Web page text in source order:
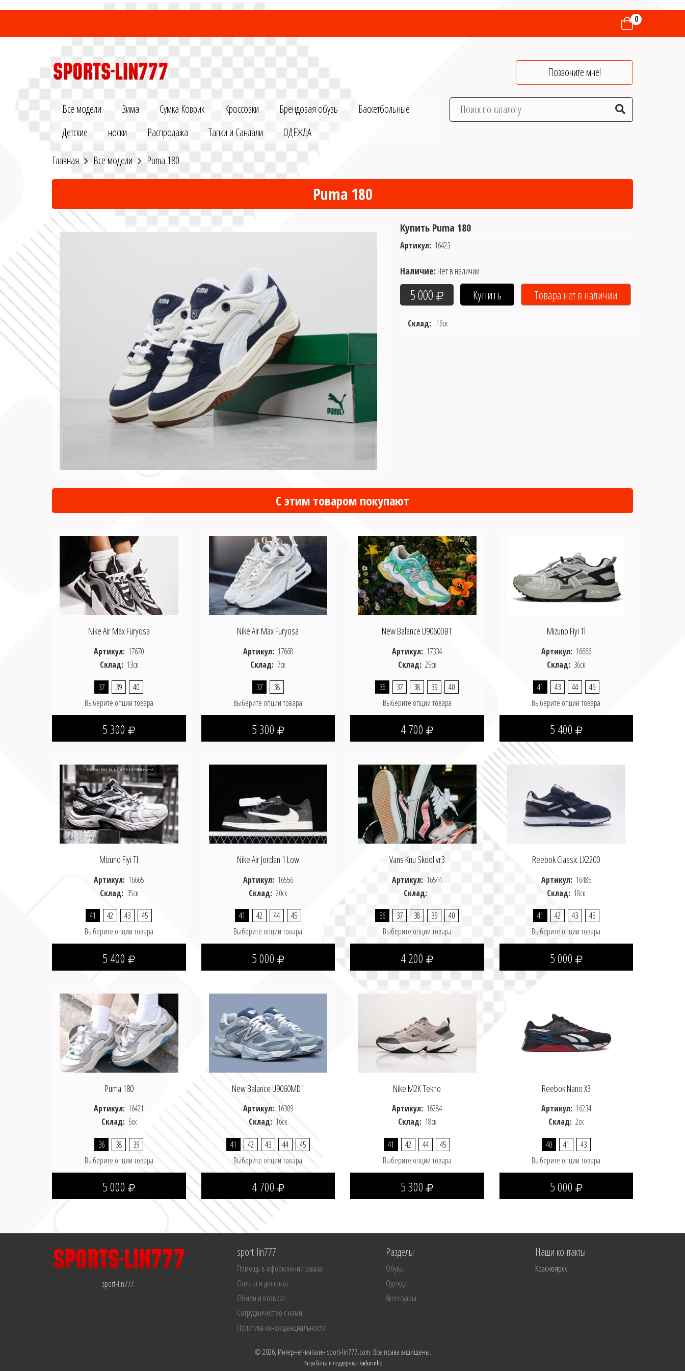
0
Позвоните мне!
Все модели Зима Сумка Коврик Кроссовки Брендовая обувь
Баскетбольные
Детские
носки Распродажа Тапки и Сандали ОДЕЖДА
Главная Все модели Puma 180
Puma 180
Купить Puma 180
Артикул: 16423
Наличие:Нет в наличии
5 000
Склад: 16ск
С этим товаром покупают
Nike Air Max Furyosa
Артикул: 17670
Склад: 13ск
37 39
40
Выберите опции товара
5 300
Nike Air Max Furyosa
Артикул: 17668
Склад: 7ск
37
38
Выберите опции товара
5 300
New Balance U9060DBT
Артикул: 17334
Склад: 25ск
36 37 38 39
40
Выберите опции товара
4 700
Mizuno Fiyi Tl
Артикул: 16666
Склад: 36ск
41 43 44
45
Выберите опции товара
5 400
Mizuno Fiyi Tl
Артикул: 16665
Склад: 35ск
41 42 43
45
Выберите опции товара
5 400
Nike Air Jordan 1 Low
Артикул: 16556
Склад: 20ск
41 42 44
45
Выберите опции товара
5 000
Vans Knu Skool vr3
Артикул: 16544
Склад:
36 37 38 39
40
Выберите опции товара
4 200
Reebok Classic LX2200
Артикул: 16485
Склад: 18ск
41 42 43
45
Выберите опции товара
5 000
Puma 180
Артикул: 16421
Склад: 5ск
36 38
39
Выберите опции товара
5 000
New Balance U9060MD1
Артикул: 16309
Склад: 16ск
41 42 43 44
45
Выберите опции товара
4 700
Nike M2K Tekno
Артикул: 16284
Склад: 18ск
41 42 44
45
Выберите опции товара
5 300
Reebok Nano X3
Артикул: 16234
Склад: 2ск
40 41
43
Выберите опции товара
5 000
sport-lin777.
sport-lin777
Помощь в оформлении заказа
Оплата и доставка
Обмен и возврат
Сотрудничество с нами
Политика конфиденциальности
Разделы
Обувь
Одежда
Аксессуары
Наши контакты
Красноярск
© 2026, Интернет-магазин sport-lin777.com. Все права защищены.
Разработка и поддержка: kadurinho